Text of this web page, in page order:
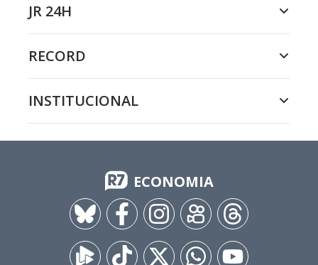
JR 24H
RECORD
INSTITUCIONAL
ECONOMIA